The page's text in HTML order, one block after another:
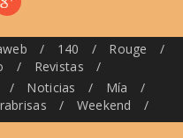
/ 140 / Rouge
/
/ Revistas
/
/ Noticias / Mía
/
/ Weekend /